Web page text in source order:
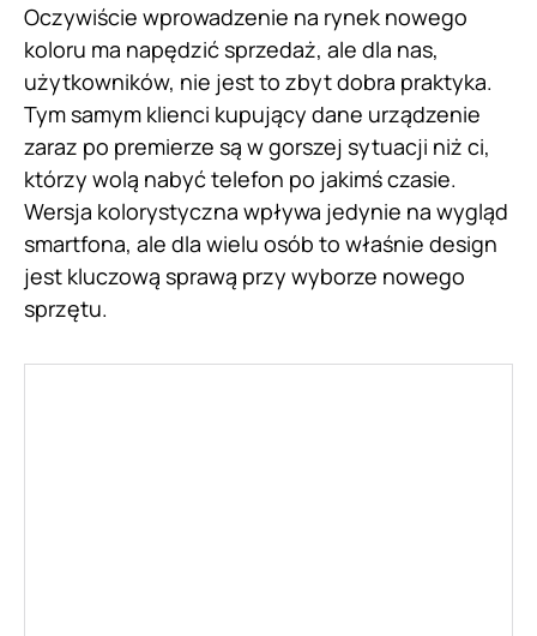
Oczywiście wprowadzenie na rynek nowego
koloru ma napędzić sprzedaż, ale dla nas,
użytkowników, nie jest to zbyt dobra praktyka.
Tym samym klienci kupujący dane urządzenie
zaraz po premierze są w gorszej sytuacji niż ci,
którzy wolą nabyć telefon po jakimś czasie.
Wersja kolorystyczna wpływa jedynie na wygląd
smartfona, ale dla wielu osób to właśnie design
jest kluczową sprawą przy wyborze nowego
sprzętu.